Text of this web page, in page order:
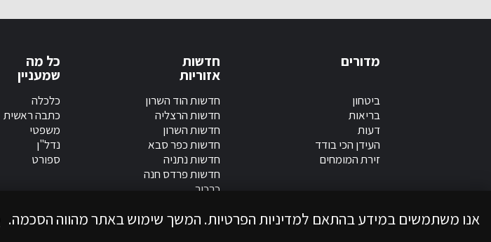
מדורים
ביטחון
בריאות
דעות
העידן הכי בודד
זירת המומחים
חדשות
אזוריות
חדשות הוד השרון
חדשות הרצליה
חדשות השרון
חדשות כפר סבא
חדשות נתניה
חדשות פרדס חנה
כרכור
כל מה
שמעניין
כלכלה
כתבה ראשית
משפטי
נדל"ן
ספורט
אנו משתמשים במידע בהתאם למדיניות הפרטיות. המשך שימוש באתר מהווה הסכמה.